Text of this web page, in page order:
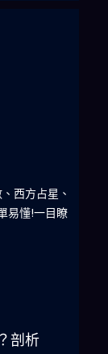
西方占星、
易懂!一目瞭
剖析